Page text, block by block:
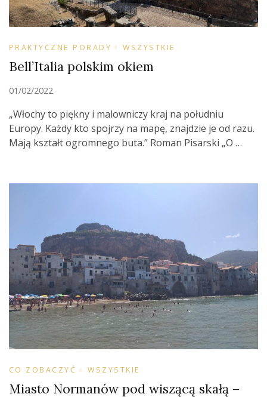
PRAKTYCZNE PORADY WSZYSTKIE
Bell’Italia polskim okiem
01/02/2022
„Włochy to piękny i malowniczy kraj na południu
Europy. Każdy kto spojrzy na mapę, znajdzie je od razu.
Mają kształt ogromnego buta.” Roman Pisarski „O …
CO ZOBACZYĆ WSZYSTKIE
Miasto Normanów pod wiszącą skałą –